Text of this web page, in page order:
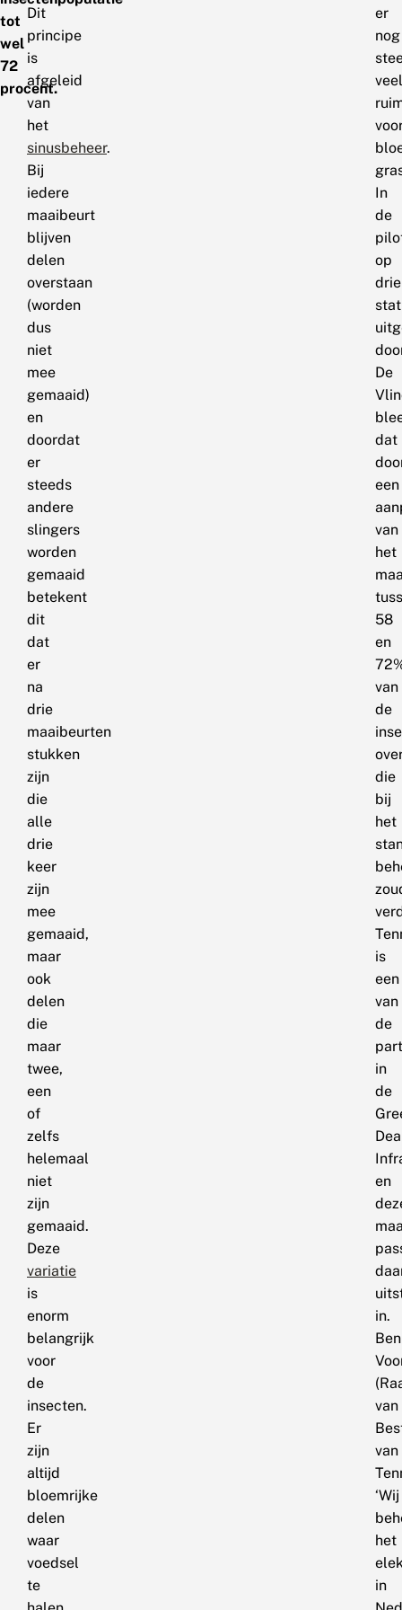
tot
wel
72
procent.
Dit
principe
is
afgeleid
van
het
sinusbeheer.
Bij
iedere
maaibeurt
blijven
delen
overstaan
(worden
dus
niet
mee
gemaaid)
en
doordat
er
steeds
andere
slingers
worden
gemaaid
betekent
dit
dat
er
na
drie
maaibeurten
stukken
zijn
die
alle
drie
keer
zijn
mee
gemaaid,
maar
ook
delen
die
maar
twee,
een
of
zelfs
helemaal
niet
zijn
gemaaid.
Deze
variatie
is
enorm
belangrijk
voor
de
insecten.
Er
zijn
altijd
bloemrijke
delen
waar
voedsel
te
er
nog
veel
In
de
op
drie
De
dat
een
van
het
58
en
van
de
die
bij
het
is
een
van
de
in
de
en
in.
Ben
van
van
‘Wij
het
in